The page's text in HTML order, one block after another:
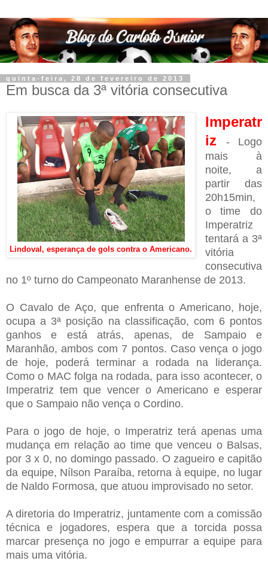
quinta-feira, 28 de fevereiro de 2013
Em busca da 3ª vitória consecutiva
Lindoval, esperança de gols contra o Americano.
Imperatr
iz
- Logo
mais à
noite, a
partir das
20h15min,
o time do
Imperatriz
tentará a 3ª
vitória
consecutiva
no 1º turno do Campeonato Maranhense de 2013.
O Cavalo de Aço, que enfrenta o Americano, hoje,
ocupa a 3ª posição na classificação, com 6 pontos
ganhos e está atrás, apenas, de Sampaio e
Maranhão, ambos com 7 pontos. Caso vença o jogo
de hoje, poderá terminar a rodada na liderança.
Como o MAC folga na rodada, para isso acontecer, o
Imperatriz tem que vencer o Americano e esperar
que o Sampaio não vença o Cordino.
Para o jogo de hoje, o Imperatriz terá apenas uma
mudança em relação ao time que venceu o Balsas,
por 3 x 0, no domingo passado. O zagueiro e capitão
da equipe, Nílson Paraíba, retorna à equipe, no lugar
de Naldo Formosa, que atuou improvisado no setor.
A diretoria do Imperatriz, juntamente com a comissão
técnica e jogadores, espera que a torcida possa
marcar presença no jogo e empurrar a equipe para
mais uma vitória.